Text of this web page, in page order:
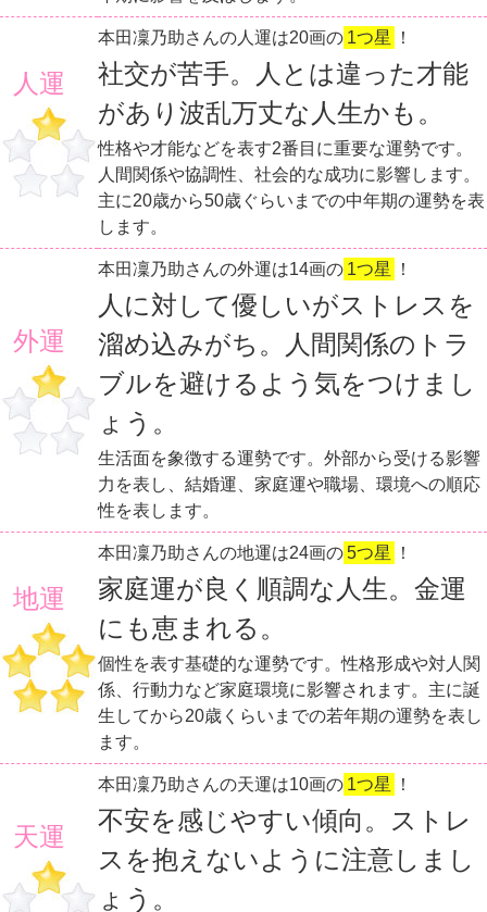
人運
本田凜乃助さんの人運は20画の 1つ星 ！
社交が苦手。人とは違った才能
があり波乱万丈な人生かも。
性格や才能などを表す2番目に重要な運勢です。
人間関係や協調性、社会的な成功に影響します。
主に20歳から50歳ぐらいまでの中年期の運勢を表
します。
外運
本田凜乃助さんの外運は14画の 1つ星 ！
人に対して優しいがストレスを
溜め込みがち。人間関係のトラ
ブルを避けるよう気をつけまし
ょう。
生活面を象徴する運勢です。外部から受ける影響
力を表し、結婚運、家庭運や職場、環境への順応
性を表します。
地運
本田凜乃助さんの地運は24画の5つ星 ！
家庭運が良く順調な人生。金運
にも恵まれる。
個性を表す基礎的な運勢です。性格形成や対人関
係、行動力など家庭環境に影響されます。主に誕
生してから20歳くらいまでの若年期の運勢を表し
ます。
天運
本田凜乃助さんの天運は10画の 1つ星 ！
不安を感じやすい傾向。ストレ
スを抱えないように注意しまし
ょう。